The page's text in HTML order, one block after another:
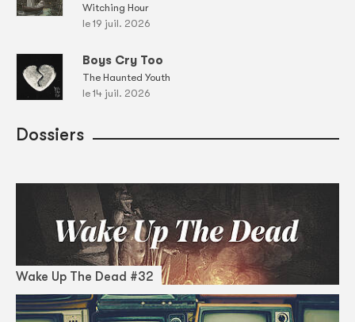
Witching Hour
le 19 juil. 2026
Boys Cry Too
The Haunted Youth
le 14 juil. 2026
Dossiers
Wake Up The Dead #32